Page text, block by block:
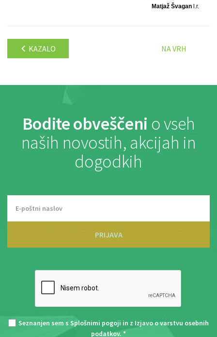
Matjaž Švaganl.r.
KAZALO NA VRH
Bodite obveščeni o vseh
naših novostih, akcijah in
dogodkih
PRIJAVA
Seznanjen sem s Splošnimi pogoji in z Izjavo o varstvu osebnih
podatkov. *